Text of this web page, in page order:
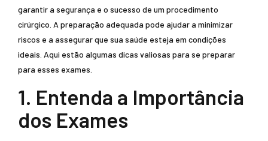
garantir a segurança e o sucesso de um procedimento
cirúrgico. A preparação adequada pode ajudar a minimizar
riscos e a assegurar que sua saúde esteja em condições
ideais. Aqui estão algumas dicas valiosas para se preparar
para esses exames.
1. Entenda a Importância
dos Exames